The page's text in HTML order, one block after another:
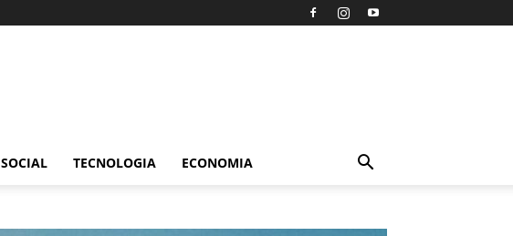
SOCIAL TECNOLOGIA ECONOMIA